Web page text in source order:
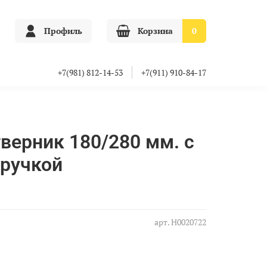
Профиль Корзина 0
+7(981) 812-14-53 +7(911) 910-84-17
арт.Н0020722
180/280 мм. с